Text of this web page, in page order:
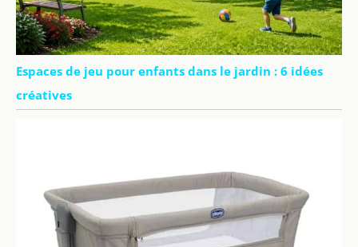
Espaces de jeu pour enfants dans le jardin : 6 idées
créatives